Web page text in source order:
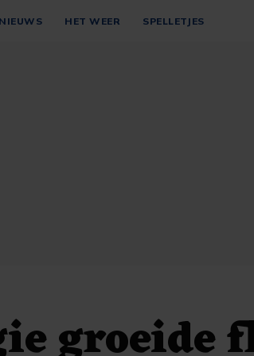
NIEUWS HET WEER SPELLETJES